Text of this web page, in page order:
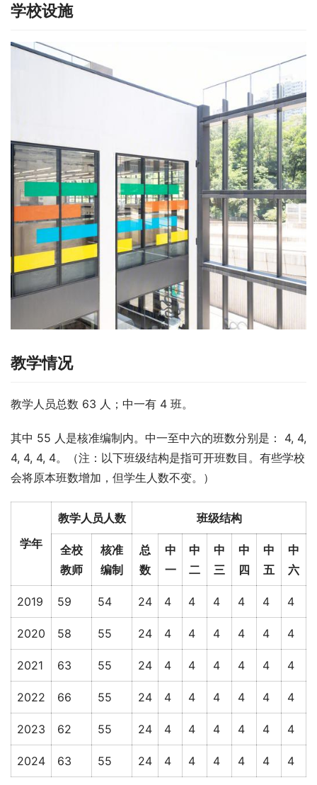
学校设施
教学情况
教学人员总数 63 人；中一有 4 班。
其中 55 人是核准编制内。中一至中六的班数分别是： 4, 4,
4, 4, 4, 4。（注：以下班级结构是指可开班数目。有些学校
会将原本班数增加，但学生人数不变。）
学年
教学人员人数 班级结构
全校
教师
核准
编制
总
数
中
一
中
二
中
三
中
四
中
五
中
六
2019 59 54 24 4 4 4 4 4 4
2020 58 55 24 4 4 4 4 4 4
2021 63 55 24 4 4 4 4 4 4
2022 66 55 24 4 4 4 4 4 4
2023 62 55 24 4 4 4 4 4 4
2024 63 55 24 4 4 4 4 4 4